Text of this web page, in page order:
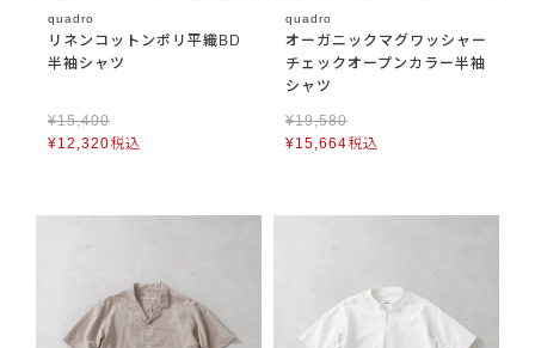
quadro
リネンコットンポリ平織BD
半袖シャツ
¥15,400
¥12,320税込
quadro
オーガニックマグワッシャー
チェックオープンカラー半袖
シャツ
¥19,580
¥15,664税込